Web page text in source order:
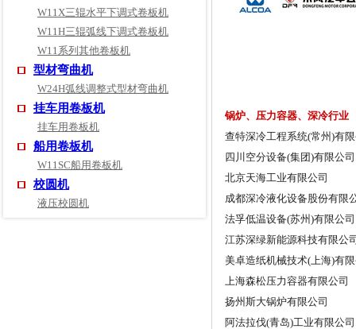
W11X三辊水平下调式卷板机
W11H三辊弧线下调式卷板机
W11系列其他卷板机
型材弯曲机
W24H弧线调整式型材弯曲机
挂车用卷板机
挂车用卷板机
船用卷板机
W11SC船用卷板机
校圆机
液压校圆机
锅炉、压力容器、深冷行业
查特深冷工程系统(常州)有
四川空分设备(集团)有限公司
北京天海工业有限公司
成都深冷液化设备股份有限
法孚低温设备(苏州)有限公司
江苏深绿新能源科技有限公
美卓造纸机械技术(上海)有
上海森松压力容器有限公司
扬州斯大锅炉有限公司
阿法拉伐(青岛)工业有限公司